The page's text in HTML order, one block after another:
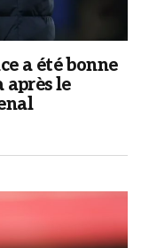
et mon site
commentaires
a été bonne
après le